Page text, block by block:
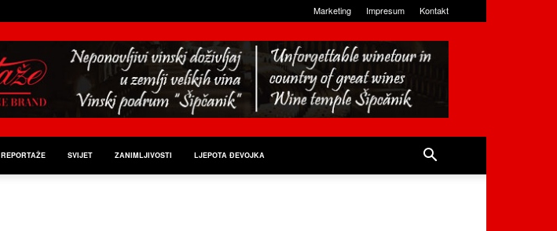
Marketing Impresum Kontakt
REPORTAŽE SVIJET ZANIMLJIVOSTI LJEPOTA ĐEVOJKA